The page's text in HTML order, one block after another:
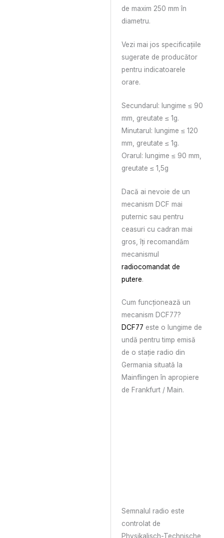
de maxim 250 mm în
diametru.
Vezi mai jos specificațiile
sugerate de producător
pentru indicatoarele
orare.
Secundarul: lungime ≤ 90
mm, greutate ≤ 1g.
Minutarul: lungime ≤ 120
mm, greutate ≤ 1g.
Orarul: lungime ≤ 90 mm,
greutate ≤ 1,5g
Dacă ai nevoie de un
mecanism DCF mai
puternic sau pentru
ceasuri cu cadran mai
gros, îți recomandăm
mecanismul
radiocomandat de
putere.
Cum funcționează un
mecanism DCF77?
DCF77 este o lungime de
undă pentru timp emisă
de o stație radio din
Germania situată la
Mainflingen în apropiere
de Frankfurt / Main.
Semnalul radio este
controlat de
Physikalisch-Technische